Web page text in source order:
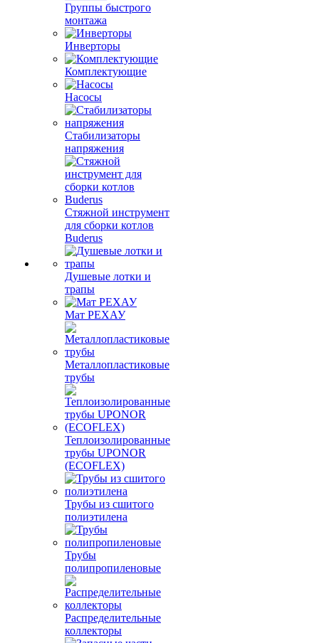
Группы быстрого
монтажа
Инверторы
Комплектующие
Насосы
Стабилизаторы
напряжения
Стяжной инструмент
для сборки котлов
Buderus
Душевые лотки и
трапы
Мат РЕХАУ
Металлопластиковые
трубы
Теплоизолированные
трубы UPONOR
(ECOFLEX)
Трубы из сшитого
полиэтилена
Трубы
полипропиленовые
Распределительные
коллекторы